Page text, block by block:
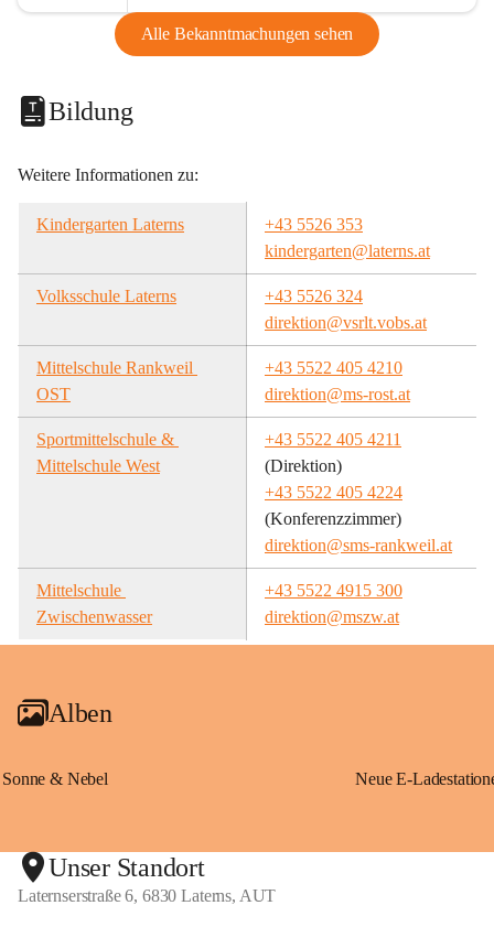
Alle Bekanntmachungen sehen
Bildung
Weitere Informationen zu:
Kindergarten Laterns
+43 5526 353
kindergarten@laterns.at
Volksschule Laterns
+43 5526 324
direktion@vsrlt.vobs.at
Mittelschule Rankweil
OST
+43 5522 405 4210
direktion@ms-rost.at
Sportmittelschule &
Mittelschule West
+43 5522 405 4211
(Direktion)
+43 5522 405 4224
(Konferenzzimmer)
direktion@sms-rankweil.at
Mittelschule
Zwischenwasser
+43 5522 4915 300
direktion@mszw.at
Alben
Sonne & Nebel
Unser Standort
Laternserstraße 6, 6830 Laterns, AUT